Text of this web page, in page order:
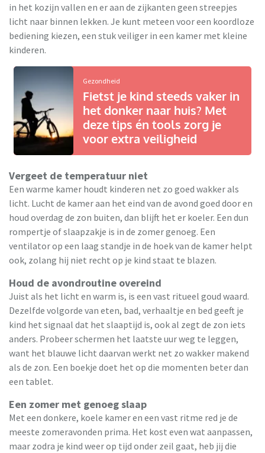
in het kozijn vallen en er aan de zijkanten geen streepjes
licht naar binnen lekken. Je kunt meteen voor een koordloze
bediening kiezen, een stuk veiliger in een kamer met kleine
kinderen.
Gezondheid
Fietst je kind steeds vaker in
het donker naar huis? Met
deze tips én tools zorg je
voor extra veiligheid
Vergeet de temperatuur niet
Een warme kamer houdt kinderen net zo goed wakker als
licht. Lucht de kamer aan het eind van de avond goed door en
houd overdag de zon buiten, dan blijft het er koeler. Een dun
rompertje of slaapzakje is in de zomer genoeg. Een
ventilator op een laag standje in de hoek van de kamer helpt
ook, zolang hij niet recht op je kind staat te blazen.
Houd de avondroutine overeind
Juist als het licht en warm is, is een vast ritueel goud waard.
Dezelfde volgorde van eten, bad, verhaaltje en bed geeft je
kind het signaal dat het slaaptijd is, ook al zegt de zon iets
anders. Probeer schermen het laatste uur weg te leggen,
want het blauwe licht daarvan werkt net zo wakker makend
als de zon. Een boekje doet het op die momenten beter dan
een tablet.
Een zomer met genoeg slaap
Met een donkere, koele kamer en een vast ritme red je de
meeste zomeravonden prima. Het kost even wat aanpassen,
maar zodra je kind weer op tijd onder zeil gaat, heb jij die